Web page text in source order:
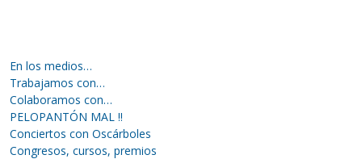
En los medios…
Trabajamos con…
Colaboramos con…
PELOPANTÓN MAL !!
Conciertos con Oscárboles
Congresos, cursos, premios